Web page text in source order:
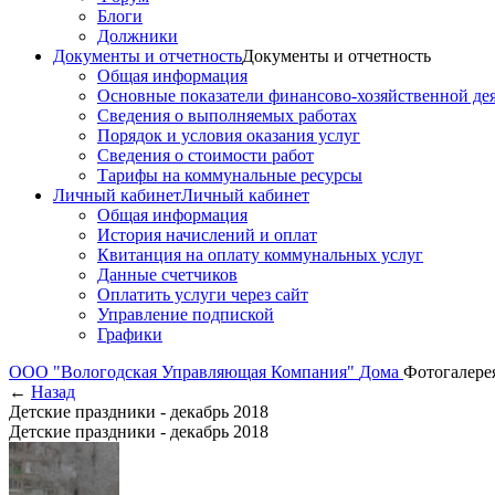
Блоги
Должники
Документы и отчетностьДокументы и отчетность
Общая информация
Основные показатели финансово-хозяйственной
Сведения о выполняемых работах
Порядок и условия оказания услуг
Сведения о стоимости работ
Тарифы на коммунальные ресурсы
Личный кабинетЛичный кабинет
Общая информация
История начислений и оплат
Квитанция на оплату коммунальных услуг
Данные счетчиков
Оплатить услуги через сайт
Управление подпиской
Графики
ООО "Вологодская Управляющая Компания" Дома
← Назад
Детские праздники - декабрь 2018
Детские праздники - декабрь 2018